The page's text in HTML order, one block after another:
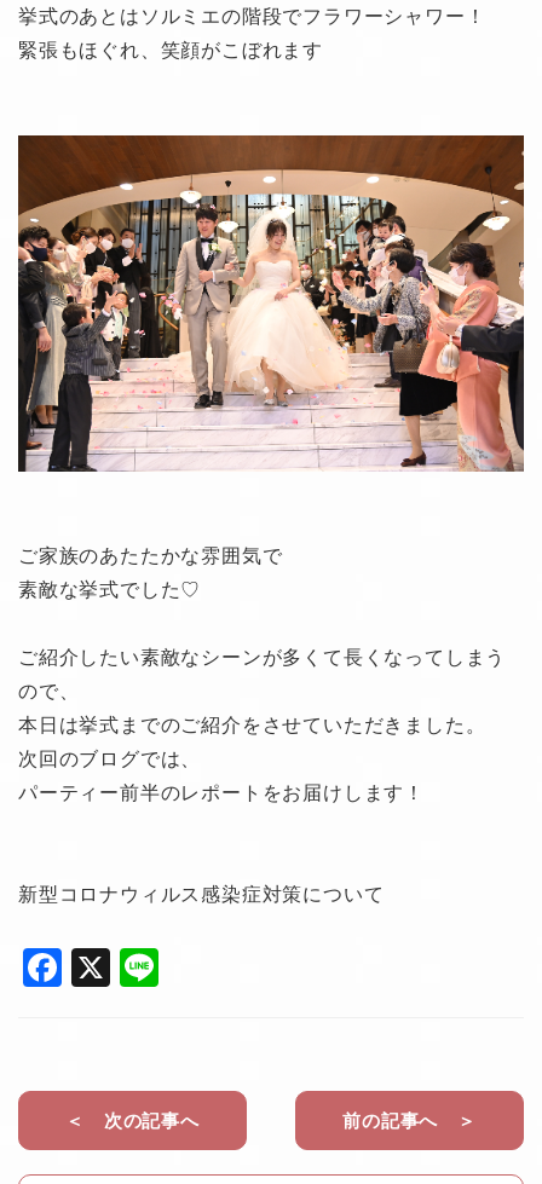
挙式のあとはソルミエの階段でフラワーシャワー！
緊張もほぐれ、笑顔がこぼれます
ご家族のあたたかな雰囲気で
素敵な挙式でした♡
ご紹介したい素敵なシーンが多くて長くなってしまう
ので、
本日は挙式までのご紹介をさせていただきました。
次回のブログでは、
パーティー前半のレポートをお届けします！
新型コロナウィルス感染症対策について
F
e
b
o
X
＜ 次の記事へ 前の記事へ ＞